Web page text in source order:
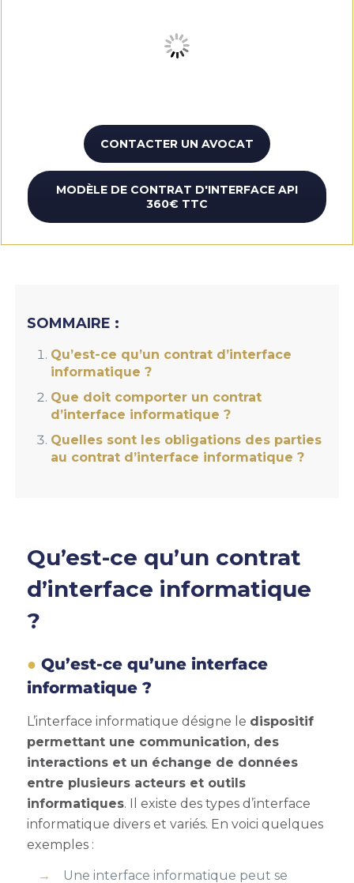
CONTACTER UN AVOCAT
MODÈLE DE CONTRAT D'INTERFACE API
360€ TTC
SOMMAIRE :
Qu’est-ce qu’un contrat d’interface
informatique ?
Que doit comporter un contrat
d’interface informatique ?
Quelles sont les obligations des parties
au contrat d’interface informatique ?
Qu’est-ce qu’un contrat
d’interface informatique
?
Qu’est-ce qu’une interface
informatique ?
L’interface informatique désigne le dispositif
permettant une communication, des
interactions et un échange de données
entre plusieurs acteurs et outils
informatiques. Il existe des types d’interface
informatique divers et variés. En voici quelques
exemples :
Une interface informatique peut se